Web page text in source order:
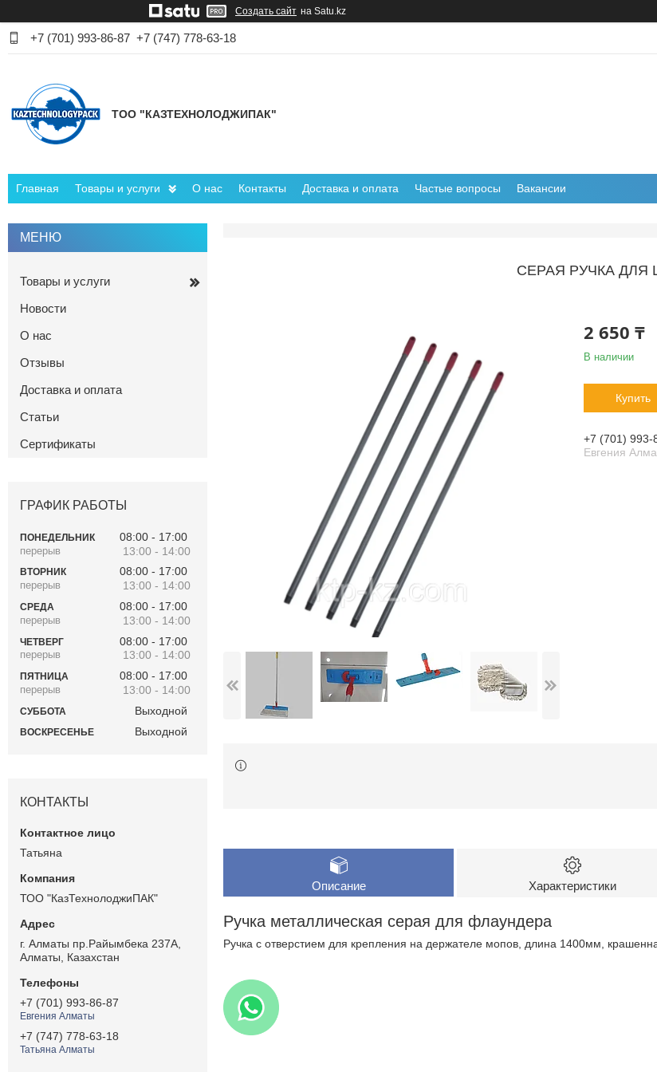
Создать сайт на Satu.kz
+7 (701) 993-86-87 +7 (747) 778-63-18
ТОО "КАЗТЕХНОЛОДЖИПАК"
Главная Товары и услуги О нас Контакты Доставка и оплата Частые вопросы Вакансии
СЕРАЯ РУЧКА ДЛЯ
2 650 ₸
В наличии
Купить
+7 (701) 993-
Евгения
Описание Характеристики
Ручка металлическая серая для флаундера
Ручка с отверстием для крепления на держателе мопов, длина 1400мм,
Товары и услуги
Новости
О нас
Отзывы
Доставка и оплата
Статьи
Сертификаты
ГРАФИК РАБОТЫ
ПОНЕДЕЛЬНИК 08:00
17:00
13:00
14:00
ВТОРНИК 08:00
17:00
13:00
14:00
СРЕДА 08:00
17:00
13:00
14:00
ЧЕТВЕРГ 08:00
17:00
13:00
14:00
ПЯТНИЦА 08:00
17:00
13:00
14:00
СУББОТА Выходной
ВОСКРЕСЕНЬЕ Выходной
КОНТАКТЫ
Татьяна
ТОО "КазТехнолоджиПАК"
г. Алматы пр.Райымбека 237А,
Алматы, Казахстан
+7 (701) 993-86-87
Евгения Алматы
+7 (747) 778-63-18
Татьяна Алматы